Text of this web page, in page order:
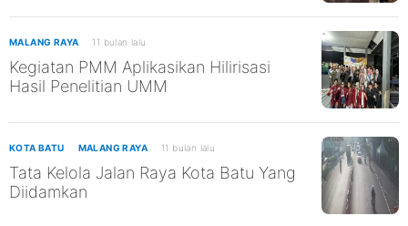
MALANG RAYA 11 bulan lalu
Kegiatan PMM Aplikasikan Hilirisasi
Hasil Penelitian UMM
KOTA BATU MALANG RAYA 11 bulan lalu
Tata Kelola Jalan Raya Kota Batu Yang
Diidamkan